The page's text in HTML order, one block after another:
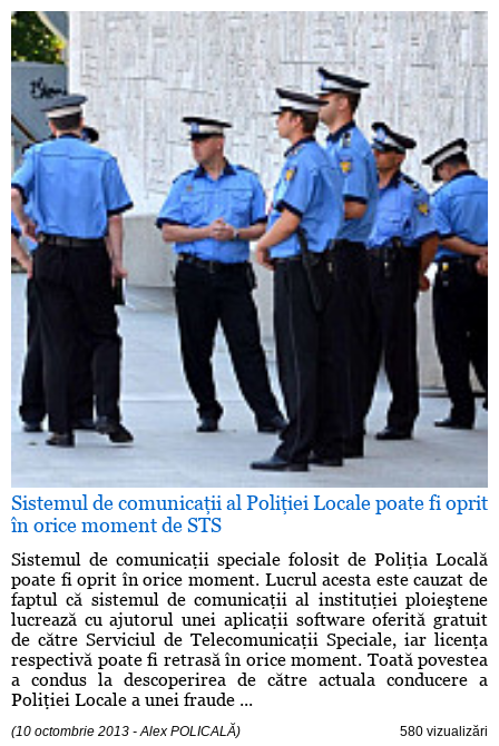
Sistemul de comunicaţii al Poliţiei Locale poate fi oprit
în orice moment de STS
Sistemul de comunicaţii speciale folosit de Poliţia Locală
poate fi oprit în orice moment. Lucrul acesta este cauzat de
faptul că sistemul de comunicaţii al instituţiei ploieştene
lucrează cu ajutorul unei aplicaţii software oferită gratuit
de către Serviciul de Telecomunicaţii Speciale, iar licenţa
respectivă poate fi retrasă în orice moment. Toată povestea
a condus la descoperirea de către actuala conducere a
Poliţiei Locale a unei fraude ...
(10 octombrie 2013 - Alex POLICALĂ) 580 vizualizări